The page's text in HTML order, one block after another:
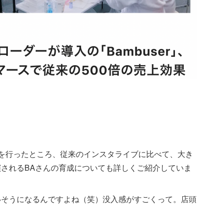
ったところ、従来のインスタライブに比べて、大き
れるBAさんの育成についても詳しくご紹介していま
うになるんですよね（笑）没入感がすごくって。店頭